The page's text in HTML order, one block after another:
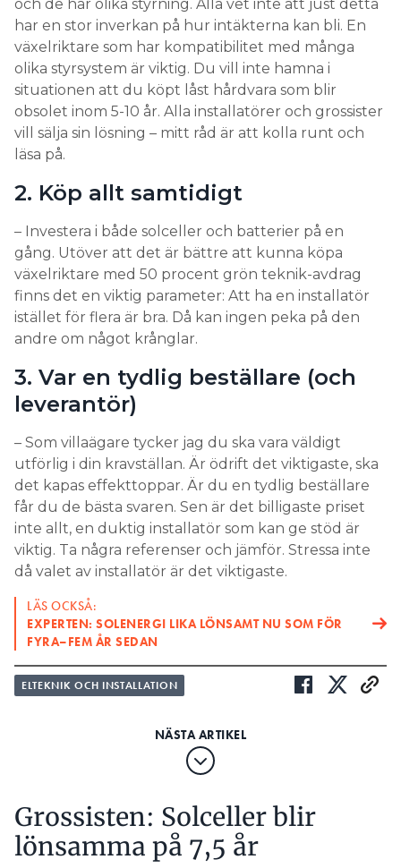
och de har olika styrning. Alla vet inte att just detta
har en stor inverkan på hur intäkterna kan bli. En
växelriktare som har kompatibilitet med många
olika styrsystem är viktig. Du vill inte hamna i
situationen att du köpt låst hårdvara som blir
obsolet inom 5-10 år. Alla installatörer och grossister
vill sälja sin lösning – mitt råd är att kolla runt och
läsa på.
2. Köp allt samtidigt
– Investera i både solceller och batterier på en
gång. Utöver att det är bättre att kunna köpa
växelriktare med 50 procent grön teknik-avdrag
finns det en viktig parameter: Att ha en installatör
istället för flera är bra. Då kan ingen peka på den
andre om något krånglar.
3. Var en tydlig beställare (och
leverantör)
– Som villaägare tycker jag du ska vara väldigt
utförlig i din kravställan. Är ödrift det viktigaste, ska
det kapas effekttoppar. Är du en tydlig beställare
får du de bästa svaren. Sen är det billigaste priset
inte allt, en duktig installatör som kan ge stöd är
viktig. Ta några referenser och jämför. Stressa inte
då valet av installatör är det viktigaste.
LÄS OCKSÅ:
EXPERTEN: SOLENERGI LIKA LÖNSAMT NU SOM FÖR
FYRA–FEM ÅR SEDAN
ELTEKNIK OCH INSTALLATION
Grossisten: Solceller blir
lönsamma på 7,5 år